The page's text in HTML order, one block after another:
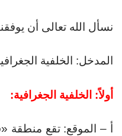
نسأل الله تعالى أن
المدخل: الخلفية
أولاً: الخلفية الجغرافية:
أ – الموقع: تقع